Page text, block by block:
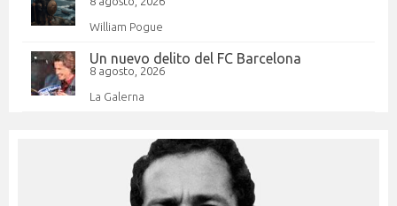
William Pogue
Un nuevo delito del FC Barcelona
8 agosto, 2026
La Galerna